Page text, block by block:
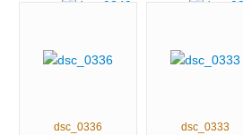
dsc_0336 dsc_0333